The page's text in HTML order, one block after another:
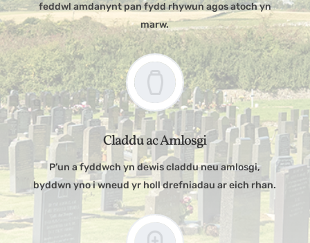
feddwl amdanynt pan fydd rhywun agos atoch yn
marw.
Claddu ac Amlosgi
P’un a fyddwch yn dewis claddu neu amlosgi,
byddwn yno i wneud yr holl drefniadau ar eich rhan.